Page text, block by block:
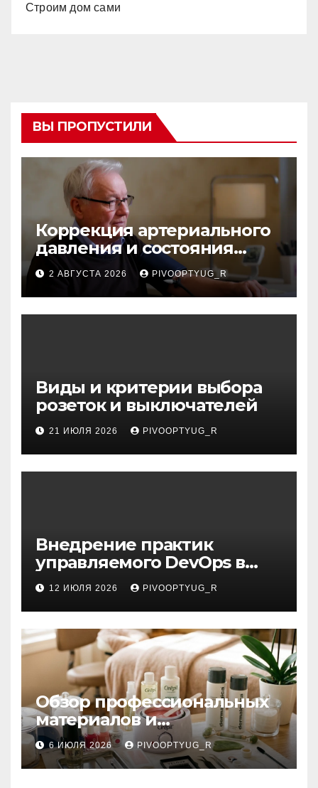
Строим дом сами
ВЫ ПРОПУСТИЛИ
Коррекция артериального
давления и состояния
сосудов в профилактике
инсульта
2 АВГУСТА 2026 PIVOOPTYUG_R
Виды и критерии выбора
розеток и выключателей
21 ИЮЛЯ 2026 PIVOOPTYUG_R
Внедрение практик
управляемого DevOps в
корпоративную ИТ-
инфраструктуру
12 ИЮЛЯ 2026 PIVOOPTYUG_R
Обзор профессиональных
материалов и
инструментов для
маникюра, депиляции,
наращивания ресниц и
6 ИЮЛЯ 2026 PIVOOPTYUG_R